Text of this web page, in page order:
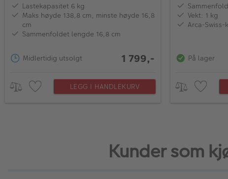
Lastekapasitet 6 kg
Maks høyde 138,8 cm, minste høyde 16,8
cm
Sammenfoldet lengde 16,8 cm
Midlertidig utsolgt 1 799,-
LEGG I HANDLEKURV
Vekt: 1 kg
Arca-
På lager
Kunder som